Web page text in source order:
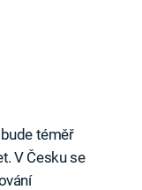
téměř
V Česku se